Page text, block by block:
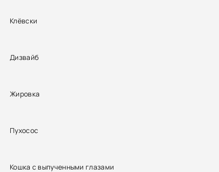
Клёвски
Дизвайб
Жировка
Пухосос
Кошка с выпученными глазами